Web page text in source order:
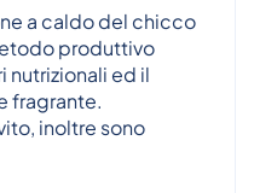
a caldo del chicco
produttivo
nutrizionali ed il
fragrante.
inoltre sono